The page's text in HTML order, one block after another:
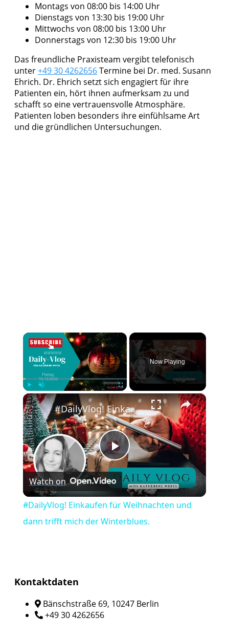
Montags von 08:00 bis 14:00 Uhr
Dienstags von 13:30 bis 19:00 Uhr
Mittwochs von 08:00 bis 13:00 Uhr
Donnerstags von 12:30 bis 19:00 Uhr
Das freundliche Praxisteam vergibt telefonisch
unter+49 30 4262656Termine bei Dr. med. Susann
Ehrich. Dr. Ehrich setzt sich engagiert für ihre
Patienten ein, hört ihnen aufmerksam zu und
schafft so eine vertrauensvolle Atmosphäre.
Patienten loben besonders ihre einfühlsame Art
und die gründlichen Untersuchungen.
×
Play Unmute
Now Playing
×
Play
Video
#DailyVlog! Einkaufen für Weihnachten und dann trifft mich der Winterblues.
Watch on
#DailyVlog! Einkaufen für Weihnachten und
dann trifft mich der Winterblues.
Kontaktdaten
Bänschstraße 69, 10247 Berlin
+49 30 4262656